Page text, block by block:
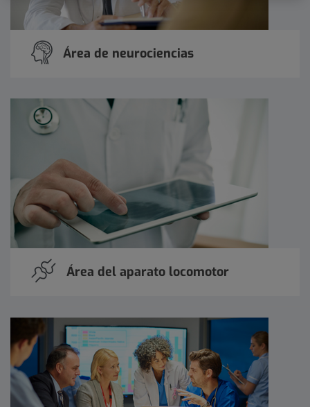
Área de neurociencias
Área del aparato locomotor